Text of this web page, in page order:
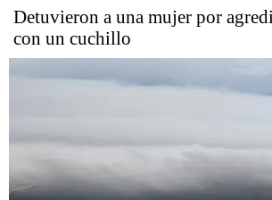
Detuvieron a una mujer por
con un cuchillo